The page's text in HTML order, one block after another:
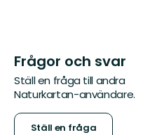
Frågor och svar
Ställ en fråga till andra
Naturkartan-användare.
Ställ en fråga